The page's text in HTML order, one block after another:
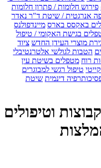
פירוש חלומות / פתרון חלומות
אנרגטית / שיטת ד"ר נאדר
באקסס בארס מיינדפולנס
בגישת האקומי / טיפול
מוצרי העידן החדש ציוד
הטבות לגולשי אלטרנטיבלי
רוח מטפלים בשיטת עין
טיפול רגשי למבוגרים
דינמית שיטת
וטיפולים